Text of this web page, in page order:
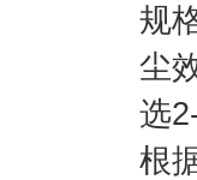
规
尘
选
根